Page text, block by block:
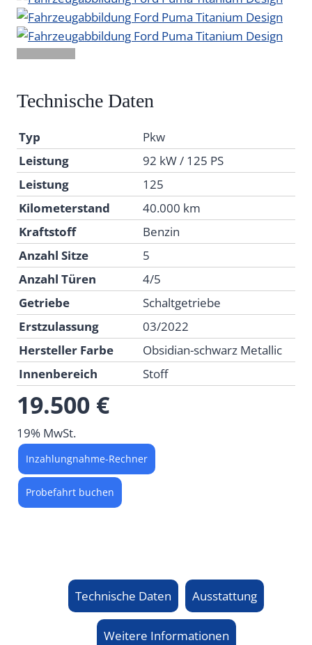
Technische Daten
Typ
Pkw
Leistung
92 kW / 125 PS
Leistung
125
Kilometerstand
40.000 km
Kraftstoff
Benzin
Anzahl Sitze
5
Anzahl Türen
4/5
Getriebe
Schaltgetriebe
Erstzulassung
03/2022
Hersteller Farbe
Obsidian-schwarz Metallic
Innenbereich
Stoff
19.500 €
19% MwSt.
Inzahlungnahme-Rechner
Probefahrt buchen
Technische Daten Ausstattung
Weitere Informationen